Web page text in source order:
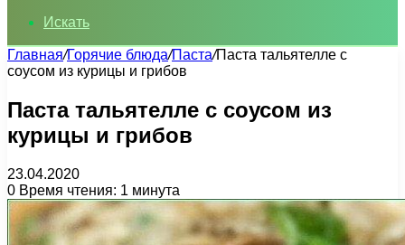
Искать
Главная/Горячие блюда/Паста/Паста тальятелле с
соусом из курицы и грибов
Паста тальятелле с соусом из
курицы и грибов
23.04.2020
0 Время чтения: 1 минута